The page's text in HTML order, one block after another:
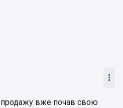

продажу вже почав свою